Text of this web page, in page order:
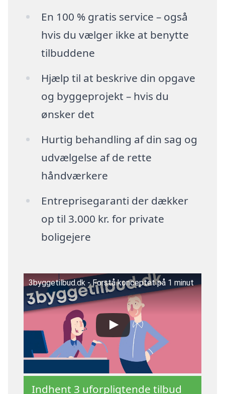
En 100 % gratis service – også
hvis du vælger ikke at benytte
tilbuddene
Hjælp til at beskrive din opgave
og byggeprojekt – hvis du
ønsker det
Hurtig behandling af din sag og
udvælgelse af de rette
håndværkere
Entreprisegaranti der dækker
op til 3.000 kr. for private
boligejere
3byggetilbud.dk - Forstå konceptet på 1 minut
Indhent 3 uforpligtende tilbud